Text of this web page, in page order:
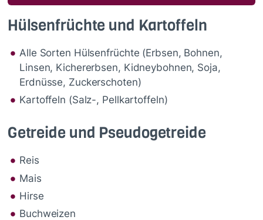
Hülsenfrüchte und Kartoffeln
Alle Sorten Hülsenfrüchte (Erbsen, Bohnen,
Linsen, Kichererbsen, Kidneybohnen, Soja,
Erdnüsse, Zuckerschoten)
Kartoffeln (Salz-, Pellkartoffeln)
Getreide und Pseudogetreide
Reis
Mais
Hirse
Buchweizen